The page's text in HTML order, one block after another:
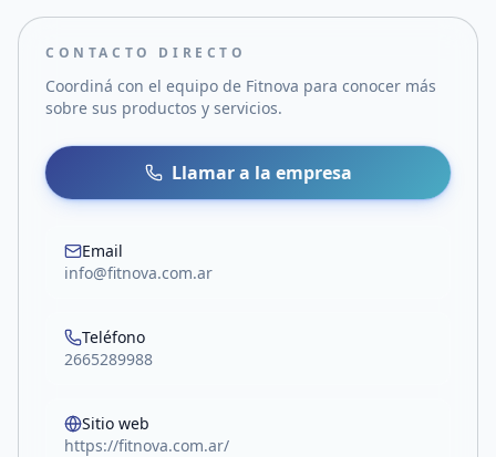
CONTACTO DIRECTO
Coordiná con el equipo de Fitnova para conocer más
sobre sus productos y servicios.
Llamar a la empresa
Email
info@fitnova.com.ar
Teléfono
2665289988
Sitio web
https://fitnova.com.ar/